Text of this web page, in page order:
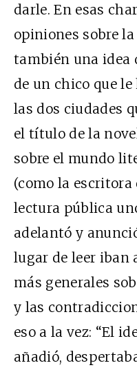
darle. En esas
opiniones sobre
también una idea
de un chico que
las dos ciudades
el título de la
sobre el mundo
(como la escritora
lectura pública
adelantó y
lugar de leer iban
más generales
y las
eso a la vez: “El
añadió,